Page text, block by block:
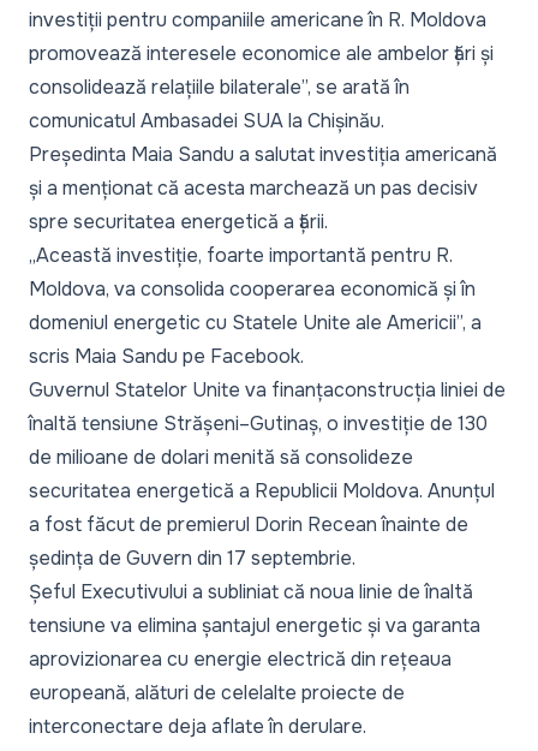
investiții pentru companiile americane în R. Moldova
promovează interesele economice ale ambelor țări și
consolidează relațiile bilaterale”, se arată în
comunicatul Ambasadei SUA la Chișinău.
Președinta Maia Sandu a salutat investiția americană
și a menționat că acesta marchează un pas decisiv
spre securitatea energetică a țării.
„Această investiție, foarte importantă pentru R.
Moldova, va consolida cooperarea economică și în
domeniul energetic cu Statele Unite ale Americii”, a
scris Maia Sandu pe Facebook.
Guvernul Statelor Unite va finanțaconstrucția liniei de
înaltă tensiune Strășeni–Gutinaș, o investiție de 130
de milioane de dolari menită să consolideze
securitatea energetică a Republicii Moldova. Anunțul
a fost făcut de premierul Dorin Recean înainte de
ședința de Guvern din 17 septembrie.
Șeful Executivului a subliniat că noua linie de înaltă
tensiune va elimina șantajul energetic și va garanta
aprovizionarea cu energie electrică din rețeaua
europeană, alături de celelalte proiecte de
interconectare deja aflate în derulare.